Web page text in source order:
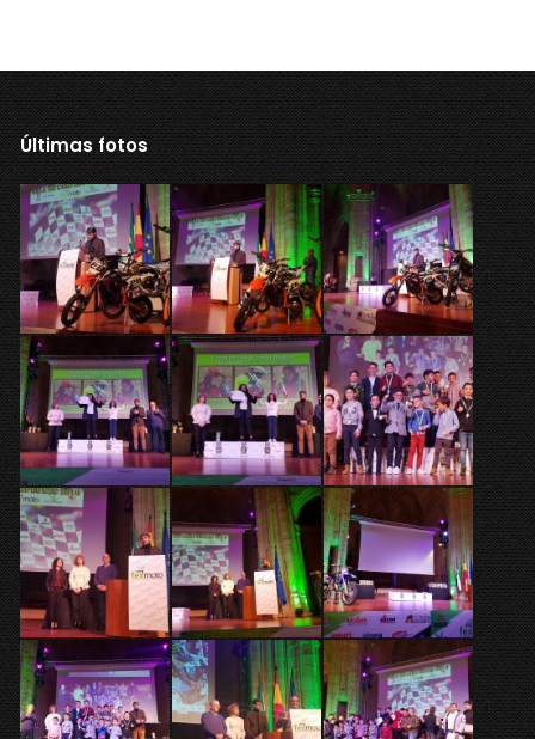
Últimas fotos